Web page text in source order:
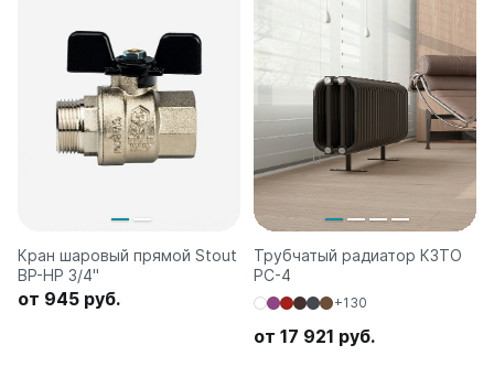
Кран шаровый прямой Stout
ВР-HР 3/4"
от 945 руб.
Трубчатый радиатор КЗТО
РС-4
+130
от 17 921 руб.